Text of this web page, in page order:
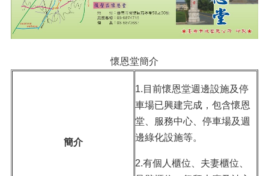
懷恩堂簡介
簡介
1.目前懷恩堂週邊設施及停
車場已興建完成，包含懷恩
堂、服務中心、停車場及週
邊綠化設施等。
2.有個人櫃位、夫妻櫃位、